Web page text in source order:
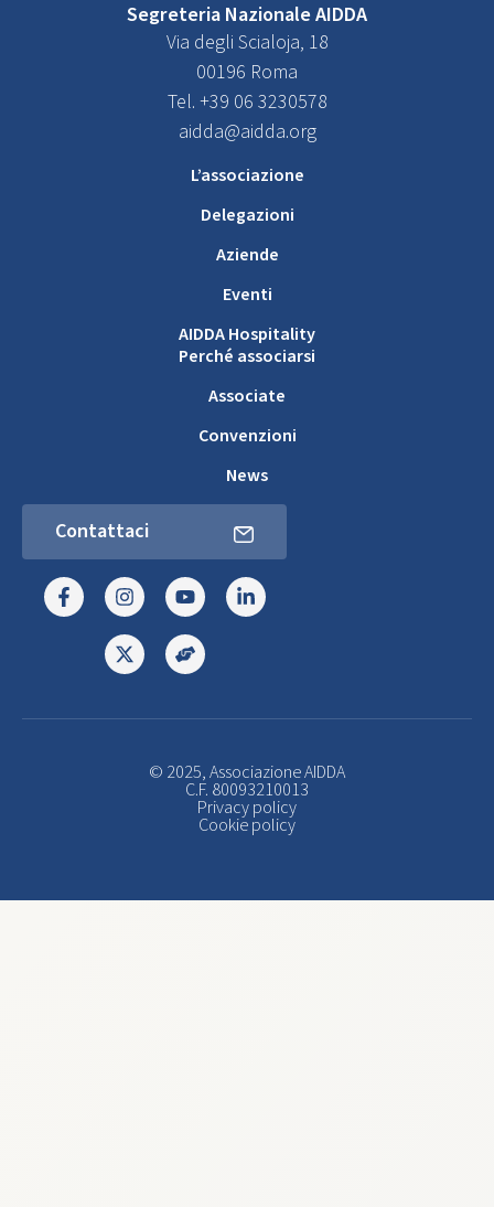
Segreteria Nazionale AIDDA
Via degli Scialoja, 18
00196 Roma
Tel. +39 06 3230578
aidda@aidda.org
L’associazione
Delegazioni
Aziende
Eventi
AIDDA Hospitality
Perché associarsi
Associate
Convenzioni
News
Contattaci
© 2025, Associazione AIDDA
C.F. 80093210013
Privacy policy
Cookie policy